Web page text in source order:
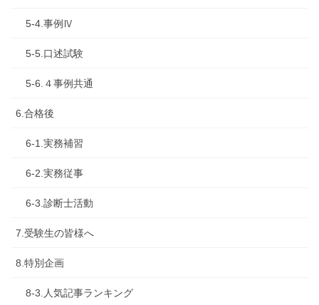
5-4.事例Ⅳ
5-5.口述試験
5-6.４事例共通
6.合格後
6-1.実務補習
6-2.実務従事
6-3.診断士活動
7.受験生の皆様へ
8.特別企画
8-3.人気記事ランキング